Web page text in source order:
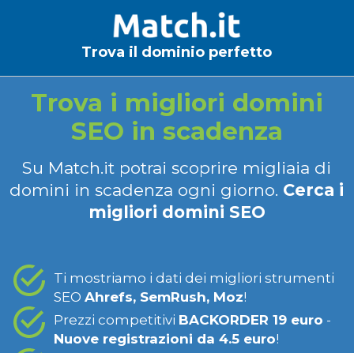
Trova il dominio perfetto
Trova i migliori domini
SEO in scadenza
Su Match.it potrai scoprire migliaia di
domini in scadenza ogni giorno. Cerca i
migliori domini SEO
Ti mostriamo i dati dei migliori strumenti
SEO Ahrefs, SemRush, Moz!
Prezzi competitivi BACKORDER 19 euro -
Nuove registrazioni da 4.5 euro!